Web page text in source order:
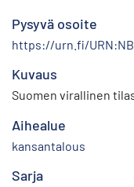
Pysyvä osoite
https://urn.fi/
Kuvaus
Suomen virallinen
Aihealue
kansantalous
Sarja